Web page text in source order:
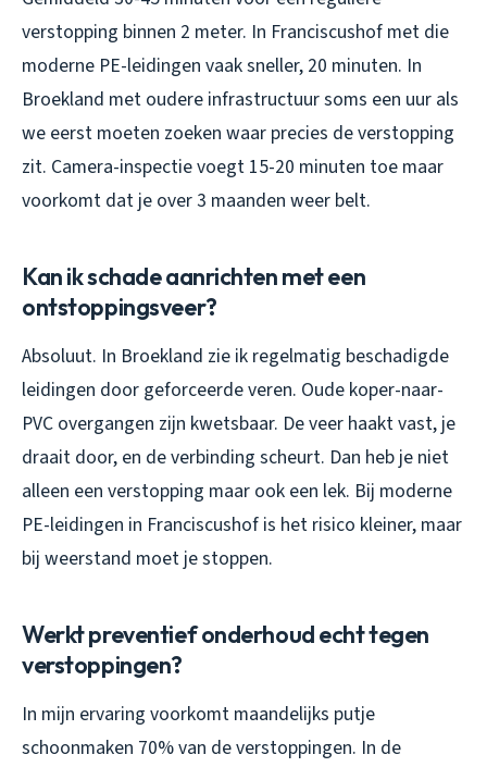
verstopping binnen 2 meter. In Franciscushof met die
moderne PE-leidingen vaak sneller, 20 minuten. In
Broekland met oudere infrastructuur soms een uur als
we eerst moeten zoeken waar precies de verstopping
zit. Camera-inspectie voegt 15-20 minuten toe maar
voorkomt dat je over 3 maanden weer belt.
Kan ik schade aanrichten met een
ontstoppingsveer?
Absoluut. In Broekland zie ik regelmatig beschadigde
leidingen door geforceerde veren. Oude koper-naar-
PVC overgangen zijn kwetsbaar. De veer haakt vast, je
draait door, en de verbinding scheurt. Dan heb je niet
alleen een verstopping maar ook een lek. Bij moderne
PE-leidingen in Franciscushof is het risico kleiner, maar
bij weerstand moet je stoppen.
Werkt preventief onderhoud echt tegen
verstoppingen?
In mijn ervaring voorkomt maandelijks putje
schoonmaken 70% van de verstoppingen. In de